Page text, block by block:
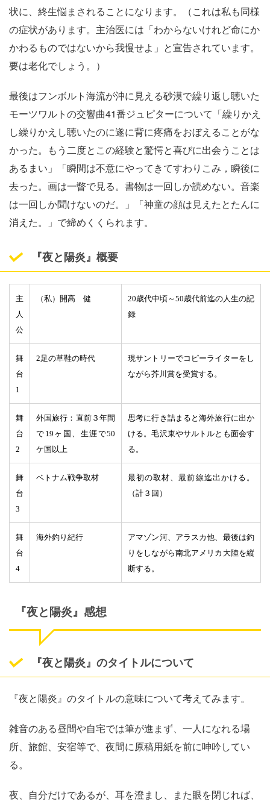
状に、終生悩まされることになります。（これは私も同様
の症状があります。主治医には「わからないけれど命にか
かわるものではないから我慢せよ」と宣告されています。
要は老化でしょう。）
最後はフンボルト海流が沖に見える砂漠で繰り返し聴いた
モーツワルトの交響曲41番ジュピターについて「繰りかえ
し繰りかえし聴いたのに遂に背に疼痛をおぼえることがな
かった。もう二度とこの経験と驚愕と喜びに出会うことは
あるまい」「瞬間は不意にやってきてすわりこみ，瞬後に
去った。画は一瞥で見る。書物は一回しか読めない。音楽
は一回しか聞けないのだ。」「神童の顔は見えたとたんに
消えた。」で締めくくられます。
『夜と陽炎』概要
主
人
公
（私）開高 健 20歳代中頃～50歳代前迄の人生の記
録
舞
台
1
2足の草鞋の時代
現サントリーでコピーライターをし
ながら芥川賞を受賞する。
舞
台
2
外国旅行：直前３年間
で 19 ヶ国、生涯で50
ケ国以上
思考に行き詰まると海外旅行に出か
ける。毛沢東やサルトルとも面会す
る。
舞
台
3
ベトナム戦争取材
最初の取材、最前線迄出かける。
（計３回）
舞
台
4
海外釣り紀行
アマゾン河、アラスカ他、最後は釣
りをしながら南北アメリカ大陸を縦
断する。
『夜と陽炎』感想
『夜と陽炎』のタイトルについて
『夜と陽炎』のタイトルの意味について考えてみます。
雑音のある昼間や自宅では筆が進まず、一人になれる場
所、旅館、安宿等で、夜間に原稿用紙を前に呻吟してい
る。
夜、自分だけであるが、耳を澄まし、また眼を閉じれば、